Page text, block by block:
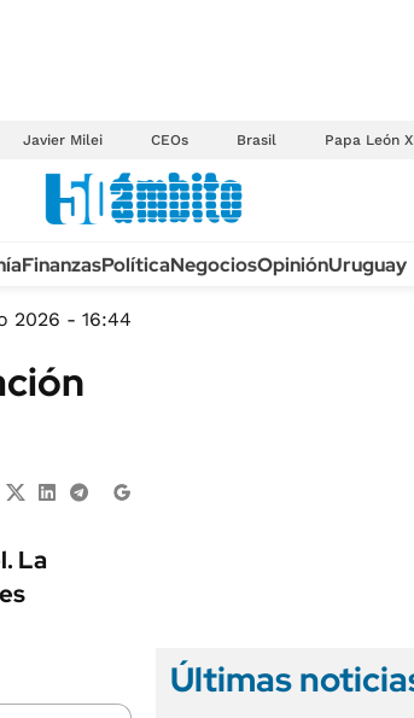
Javier Milei CEOs Brasil Papa León
FinanzasPolíticaNegociosOpiniónUruguay
2026 - 16:44
La
Últimas